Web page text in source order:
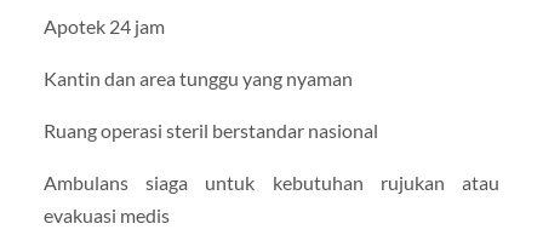
Apotek 24 jam
Kantin dan area tunggu yang nyaman
Ruang operasi steril berstandar nasional
Ambulans siaga untuk kebutuhan rujukan atau
evakuasi medis